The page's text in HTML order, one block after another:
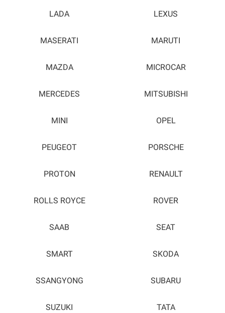
LADA LEXUS
MASERATI MARUTI
MAZDA MICROCAR
MERCEDES MITSUBISHI
MINI OPEL
PEUGEOT PORSCHE
PROTON RENAULT
ROLLS ROYCE ROVER
SAAB SEAT
SMART SKODA
SSANGYONG SUBARU
SUZUKI TATA